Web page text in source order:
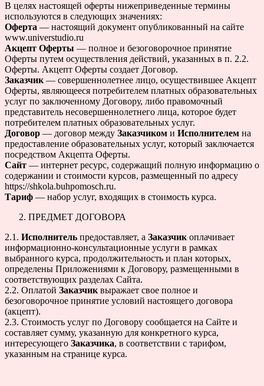
В целях настоящей оферты нижеприведенные термины
используются в следующих значениях:
Оферта — настоящий документ опубликованный на сайте
www.universtudio.ru
Акцепт Оферты — полное и безоговорочное принятие
Оферты путем осуществления действий, указанных в п. 2.2.
Оферты. Акцепт Оферты создает Договор.
Заказчик — совершеннолетнее лицо, осуществившее Акцепт
Оферты, являющееся потребителем платных образовательных
услуг по заключенному Договору, либо правомочный
представитель несовершеннолетнего лица, которое будет
потребителем платных образовательных услуг.
Договор — договор между Заказчиком и Исполнителем на
предоставление образовательных услуг, который заключается
посредством Акцепта Оферты.
Сайт — интернет ресурс, содержащий полную информацию о
cодержании и стоимости курсов, размещенный по адресу
https://shkola.buhpomosch.ru.
Тариф — набор услуг, входящих в стоимость курса.
ПРЕДМЕТ ДОГОВОРА
2.1. Исполнитель предоставляет, а Заказчик оплачивает
информационно-консультационные услуги в рамках
выбранного курса, продолжительность и план которых,
определены Приложениями к Договору, размещенными в
соответствующих разделах Сайта.
2.2. Оплатой Заказчик выражает свое полное и
безоговорочное принятие условий настоящего договора
(акцепт).
2.3. Стоимость услуг по Договору сообщается на Сайте и
составляет сумму, указанную для конкретного курса,
интересующего Заказчика, в соответствии с тарифом,
указанным на странице курса.